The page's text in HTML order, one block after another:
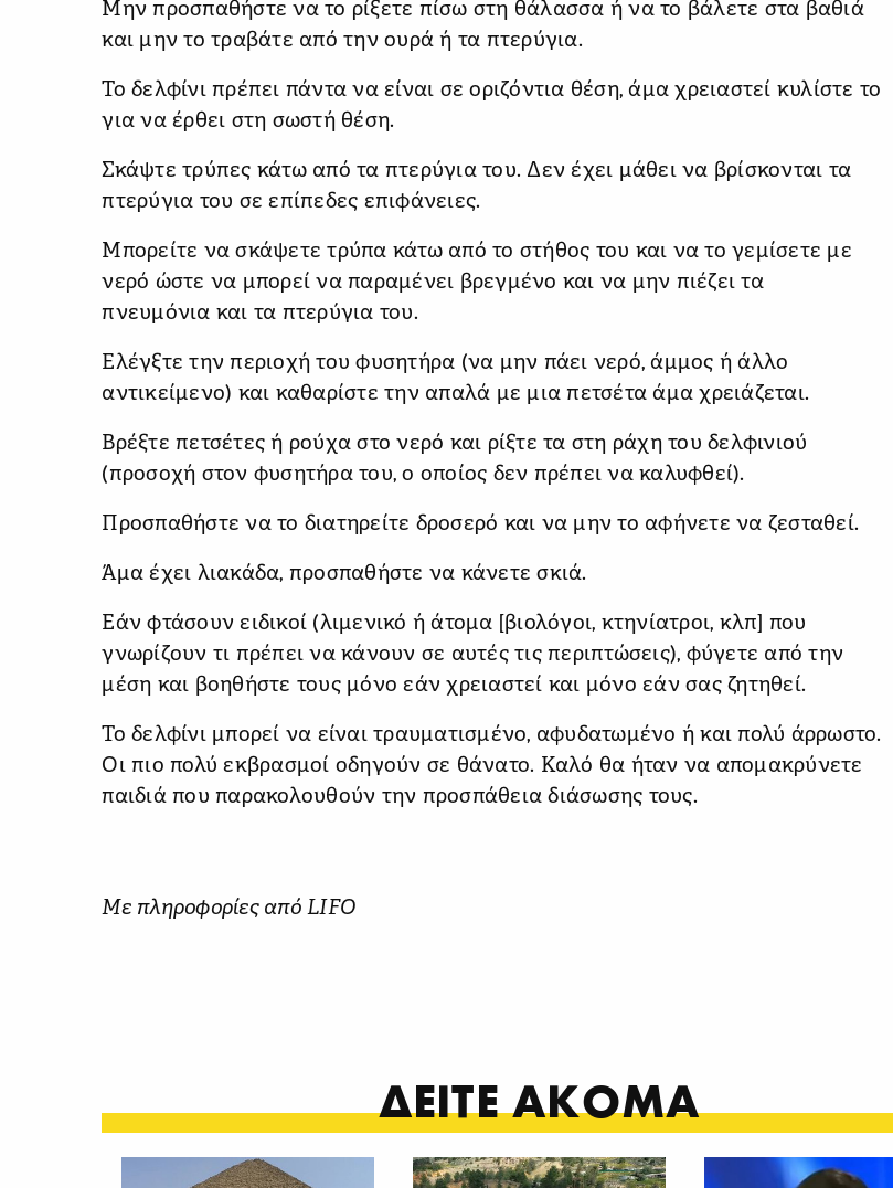
Μην προσπαθήστε να το ρίξετε πίσω στη θάλασσα ή να το βάλετε στα βαθιά
και μην το τραβάτε από την ουρά ή τα πτερύγια.
Το δελφίνι πρέπει πάντα να είναι σε οριζόντια θέση, άμα χρειαστεί κυλίστε το
για να έρθει στη σωστή θέση.
Σκάψτε τρύπες κάτω από τα πτερύγια του. Δεν έχει μάθει να βρίσκονται τα
πτερύγια του σε επίπεδες επιφάνειες.
Μπορείτε να σκάψετε τρύπα κάτω από το στήθος του και να το γεμίσετε με
νερό ώστε να μπορεί να παραμένει βρεγμένο και να μην πιέζει τα
πνευμόνια και τα πτερύγια του.
Ελέγξτε την περιοχή του φυσητήρα (να μην πάει νερό, άμμος ή άλλο
αντικείμενο) και καθαρίστε την απαλά με μια πετσέτα άμα χρειάζεται.
Βρέξτε πετσέτες ή ρούχα στο νερό και ρίξτε τα στη ράχη του δελφινιού
(προσοχή στον φυσητήρα του, ο οποίος δεν πρέπει να καλυφθεί).
​Προσπαθήστε να το διατηρείτε δροσερό και να μην το αφήνετε να ζεσταθεί.
Άμα έχει λιακάδα, προσπαθήστε να κάνετε σκιά.
Εάν φτάσουν ειδικοί (λιμενικό ή άτομα [βιολόγοι, κτηνίατροι, κλπ] που
γνωρίζουν τι πρέπει να κάνουν σε αυτές τις περιπτώσεις), φύγετε από την
μέση και βοηθήστε τους μόνο εάν χρειαστεί και μόνο εάν σας ζητηθεί.
Το δελφίνι μπορεί να είναι τραυματισμένο, αφυδατωμένο ή και πολύ άρρωστο.
Οι πιο πολύ εκβρασμοί οδηγούν σε θάνατο. Καλό θα ήταν να απομακρύνετε
παιδιά που παρακολουθούν την προσπάθεια διάσωσης τους.
Με πληροφορίες από LIFO
ΔΕΙΤΕ ΑΚΟΜΑ